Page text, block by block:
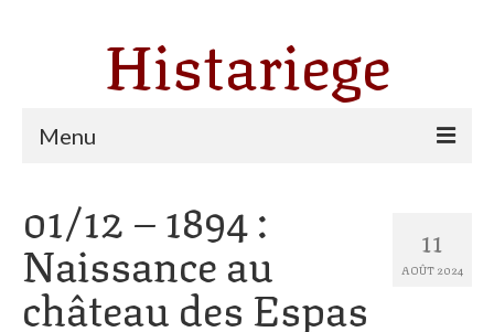
Histariege
Menu
Thèmes
Agriculture, forêt et pastoralisme
11
AOÛT 2024
01/12 – 1894 :
Naissance au
château des Espas